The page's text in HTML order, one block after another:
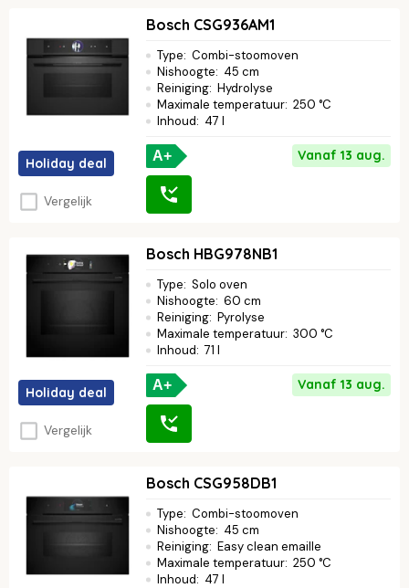
Holiday deal
Vergelijk
Bosch CSG936AM1
Type: Combi-stoomoven
Nishoogte: 45 cm
Reiniging: Hydrolyse
Maximale temperatuur: 250 °C
Inhoud: 47 l
A+ Vanaf 13 aug.
Holiday deal
Vergelijk
Bosch HBG978NB1
Type: Solo oven
Nishoogte: 60 cm
Reiniging: Pyrolyse
Maximale temperatuur: 300 °C
Inhoud: 71 l
A+ Vanaf 13 aug.
Bosch CSG958DB1
Type: Combi-stoomoven
Nishoogte: 45 cm
Reiniging: Easy clean emaille
Maximale temperatuur: 250 °C
Inhoud: 47 l